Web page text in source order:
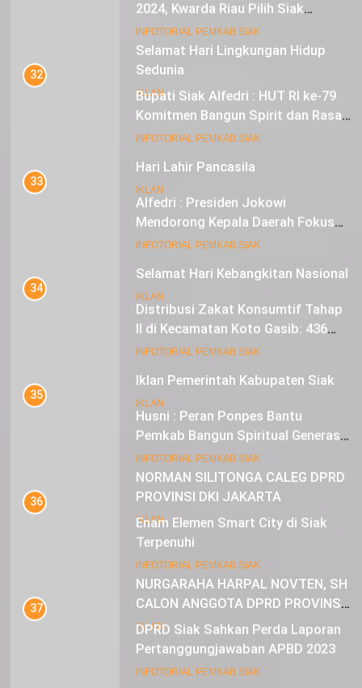
Selamat Hari Lingkungan Hidup
Sedunia
IKLAN
Hari Lahir Pancasila
IKLAN
Selamat Hari Kebangkitan Nasional
IKLAN
Iklan Pemerintah Kabupaten Siak
IKLAN
NORMAN SILITONGA CALEG DPRD
PROVINSI DKI JAKARTA
IKLAN
NURGARAHA HARPAL NOVTEN, SH
CALON ANGGOTA DPRD PROVINSI
DKI JAKARTA
IKLAN
2024, Kwarda Riau Pilih Siak
Sebagai Tuan Rumah
INFOTORIAL PEMKAB SIAK
32
Bupati Siak Alfedri : HUT RI ke-79
Komitmen Bangun Spirit dan Rasa
Nasionalisme
INFOTORIAL PEMKAB SIAK
33
Alfedri : Presiden Jokowi
Mendorong Kepala Daerah Fokus
pada Inflasi dan Pilkada Serentak
INFOTORIAL PEMKAB SIAK
34
Distribusi Zakat Konsumtif Tahap
II di Kecamatan Koto Gasib: 436
Mustahik Terima Bantuan
INFOTORIAL PEMKAB SIAK
35
Husni : Peran Ponpes Bantu
Pemkab Bangun Spiritual Generasi
Muda
INFOTORIAL PEMKAB SIAK
36
Enam Elemen Smart City di Siak
Terpenuhi
INFOTORIAL PEMKAB SIAK
37
DPRD Siak Sahkan Perda Laporan
Pertanggungjawaban APBD 2023
INFOTORIAL PEMKAB SIAK